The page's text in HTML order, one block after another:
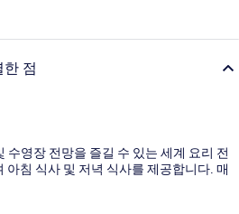
점
수영장 전망을 즐길 수 있는 세계 요리 전
아침 식사 및 저녁 식사를 제공합니다. 매